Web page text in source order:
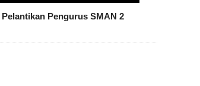
Pengurus SMAN 2